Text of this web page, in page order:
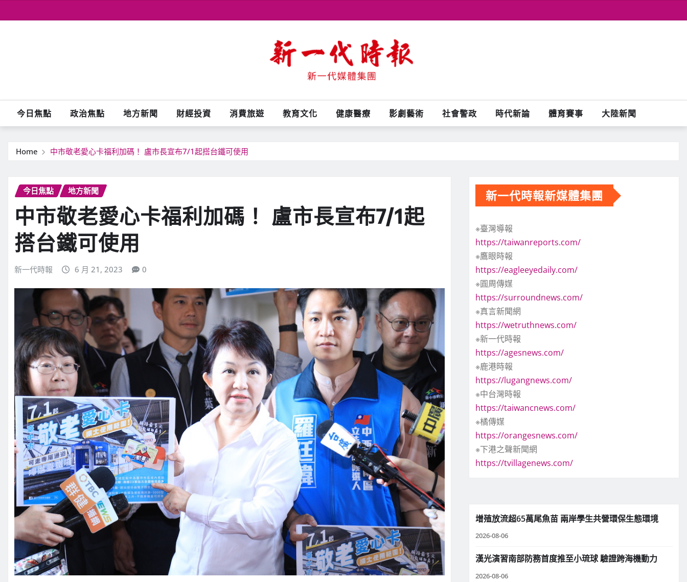
to
今日焦點 政治焦點 地方新聞 財經投資 消費旅遊 教育文化 健康醫療 影劇藝術 社會警政 時代新論 體育賽事 大陸新聞
Home 中市敬老愛心卡福利加碼！ 盧市長宣布7/1起搭台鐵可使用
今日焦點 地方新聞
中市敬老愛心卡福利加碼！ 盧市長宣布7/1起
搭台鐵可使用
新一代時報 6 月 21, 2023 0
新一代時報新媒體集團
※臺灣導報
https://taiwanreports.com/
※鷹眼時報
https://eagleeyedaily.com/
※圓周傳媒
https://surroundnews.com/
※真言新聞網
https://wetruthnews.com/
※新一代時報
https://agesnews.com/
※鹿港時報
https://lugangnews.com/
※中台灣時報
https://taiwancnews.com/
※橘傳媒
https://orangesnews.com/
※下港之聲新聞網
https://tvillagenews.com/
增殖放流超65萬尾魚苗 兩岸學生共營環保生態環境
2026-08-06
漢光演習南部防務首度推至小琉球 驗證跨海機動力
2026-08-06